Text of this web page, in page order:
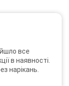
все
в наявності.
нарікань.